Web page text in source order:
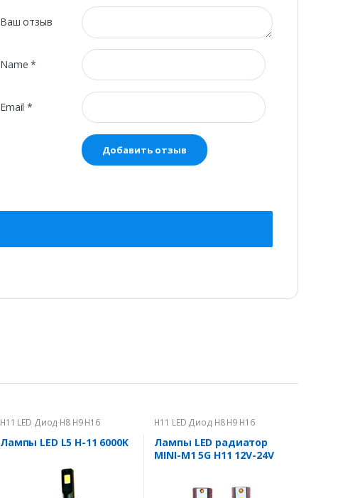
Ваш отзыв
Name*
Email*
H11 LED Диод H8 H9 H16
Лампы LED L5 H-11 6000K
H11 LED Диод H8 H9 H16
Лампы LED радиатор
MINI-M1 5G H11 12V-24V